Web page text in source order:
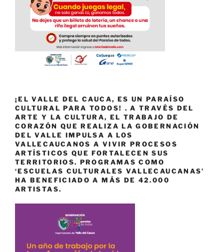
¡EL VALLE DEL CAUCA, ES UN PARAÍSO
CULTURAL PARA TODOS! . A TRAVÉS DEL
ARTE Y LA CULTURA, EL TRABAJO DE
CORAZÓN QUE REALIZA LA GOBERNACIÓN
DEL VALLE IMPULSA A LOS
VALLECAUCANOS A VIVIR PROCESOS
ARTÍSTICOS QUE FORTALECEN SUS
TERRITORIOS. PROGRAMAS COMO
‘ESCUELAS CULTURALES VALLECAUCANAS’
HA BENEFICIADO A MÁS DE 42.000
ARTISTAS.